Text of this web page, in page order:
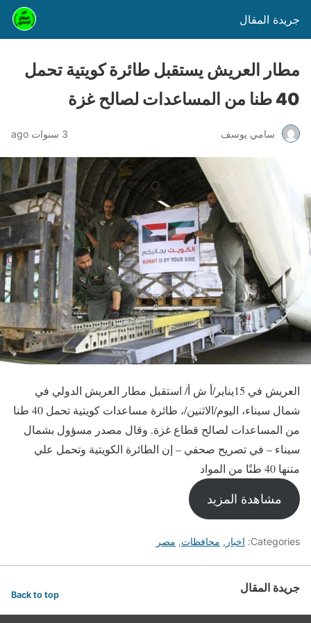
جريدة المقال
مطار العريش يستقبل طائرة كويتية تحمل
40 طنا من المساعدات لصالح غزة
سامي يوسف 3 سنوات ago
العريش في 15يناير/أ ش أ/ استقبل مطار العريش الدولي في
شمال سيناء، اليوم/الاثنين/، طائرة مساعدات كويتية تحمل 40 طنا
من المساعدات لصالح قطاع غزة. وقال مصدر مسؤول بشمال
سيناء – في تصريح صحفي – إن الطائرة الكويتية وتحمل علي
متنها 40 طنًا من المواد
مشاهدة المزيد
Categories: اخبار , محافظات, مصر
جريدة المقال Back to top